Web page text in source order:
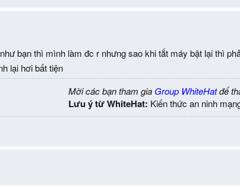
bạn thì mình làm đc r nhưng sao khi tắt máy bật lại thì
lại hơi bất tiện
Mời các bạn tham gia Group WhiteHatđể
Lưu ý từ WhiteHat: Kiến thức an ninh